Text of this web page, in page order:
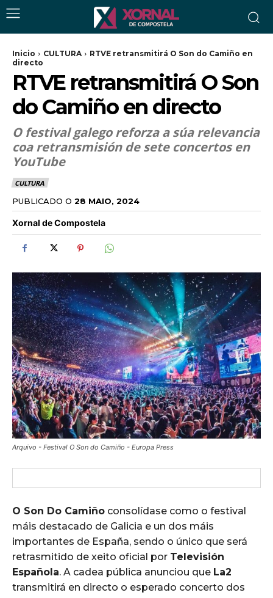
Inicio CULTURA
RTVE retransmitirá O Son do Camiño en
directo
RTVE retransmitirá O Son
do Camiño en directo
O festival galego reforza a súa relevancia
coa retransmisión de sete concertos en
YouTube
CULTURA
PUBLICADO O 28 MAIO, 2024
Xornal de Compostela
Arquivo - Festival O Son do Camiño - Europa Press
O Son Do Camiño consolídase como o festival
máis destacado de Galicia e un dos máis
importantes de España, sendo o único que será
retrasmitido de xeito oficial por Televisión
Española. A cadea pública anunciou que La2
transmitirá en directo o esperado concerto dos